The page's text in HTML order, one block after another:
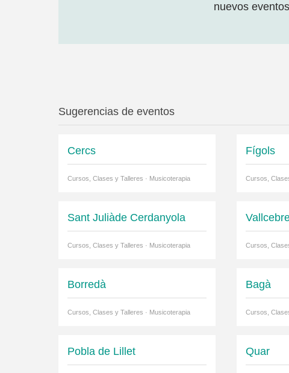
nuevos
Sugerencias de eventos
Cercs
Cursos, Clases y Talleres · Musicoterapia
Fígols
Cursos,
Sant Juliàde Cerdanyola
Cursos, Clases y Talleres · Musicoterapia Cursos,
Borredà
Cursos, Clases y Talleres · Musicoterapia
Bagà
Cursos,
Pobla de Lillet Quar